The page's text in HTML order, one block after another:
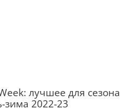
лучшее для сезона
зима 2022-23